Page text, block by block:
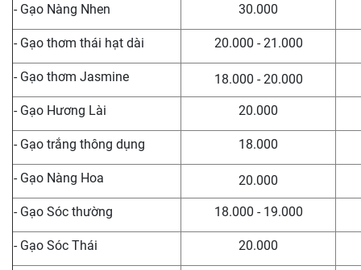
- Gạo Nàng Nhen 30.000
- Gạo thơm thái hạt dài 20.000 - 21.000
- Gạo thơm Jasmine 18.000 - 20.000
- Gạo Hương Lài 20.000
- Gạo trắng thông dụng 18.000
- Gạo Nàng Hoa 20.000
- Gạo Sóc thường 18.000 - 19.000
- Gạo Sóc Thái 20.000